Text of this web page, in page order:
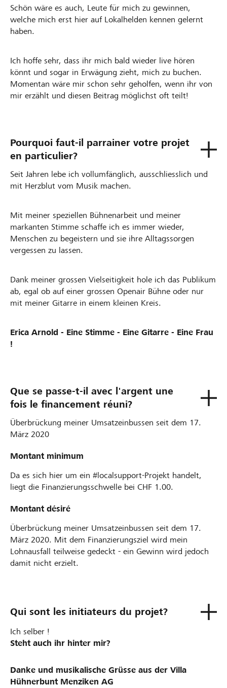
Schön wäre es auch, Leute für mich zu gewinnen,
welche mich erst hier auf Lokalhelden kennen gelernt
haben.
Ich hoffe sehr, dass ihr mich bald wieder live hören
könnt und sogar in Erwägung zieht, mich zu buchen.
Momentan wäre mir schon sehr geholfen, wenn ihr von
mir erzählt und diesen Beitrag möglichst oft teilt!
Pourquoi faut-il parrainer votre projet
en particulier?
Seit Jahren lebe ich vollumfänglich, ausschliesslich und
mit Herzblut vom Musik machen.
Mit meiner speziellen Bühnenarbeit und meiner
markanten Stimme schaffe ich es immer wieder,
Menschen zu begeistern und sie ihre Alltagssorgen
vergessen zu lassen.
Dank meiner grossen Vielseitigkeit hole ich das Publikum
ab, egal ob auf einer grossen Openair Bühne oder nur
mit meiner Gitarre in einem kleinen Kreis.
Erica Arnold - Eine Stimme - Eine Gitarre - Eine Frau
!
Que se passe-t-il avec l'argent une
fois le financement réuni?
Überbrückung meiner Umsatzeinbussen seit dem 17.
März 2020
Montant minimum
Da es sich hier um ein #localsupport-Projekt handelt,
liegt die Finanzierungsschwelle bei CHF 1.00.
Montant désiré
Überbrückung meiner Umsatzeinbussen seit dem 17.
März 2020. Mit dem Finanzierungsziel wird mein
Lohnausfall teilweise gedeckt - ein Gewinn wird jedoch
damit nicht erzielt.
Qui sont les initiateurs du projet?
Ich selber !
Steht auch ihr hinter mir?
Danke und musikalische Grüsse aus der Villa
Hühnerbunt Menziken AG